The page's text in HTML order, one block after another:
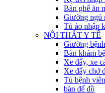
Bàn ghế ăn
Giường ngủ
Tủ áo nhập
NỘI THẤT Y TẾ
Giường
Bàn khám
Xe đẩy, xe
Xe đẩy chở
Tủ bệnh viên
bàn để đồ